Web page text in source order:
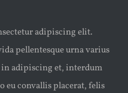
adipiscing elit.
pellentesque urna varius
adipiscing et, interdum
eu convallis placerat, felis